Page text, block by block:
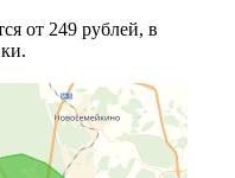
от 249 рублей, в